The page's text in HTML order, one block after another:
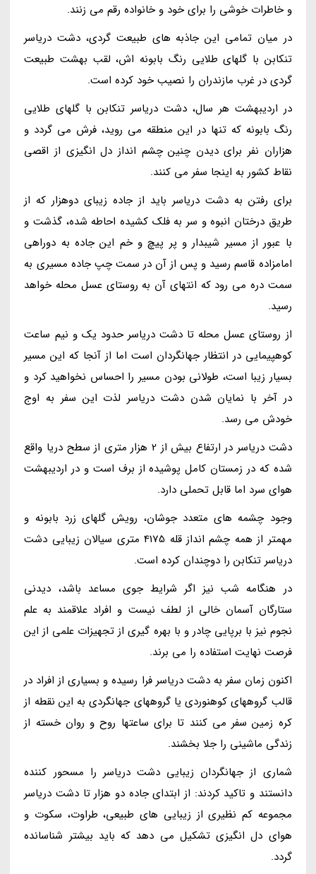
و خاطرات خوشی را برای خود و خانواده رقم می زنند.
در میان تمامی این جاذبه های طبیعت گردی، دشت دریاسر
تنکابن با گلهای طلایی رنگ بابونه اش، لقب بهشت طبیعت
گردی در غرب مازندران را نصیب خود کرده است.
در اردیبهشت هر سال، دشت دریاسر تنکابن با گلهای طلایی
رنگ بابونه که تنها در این منطقه می روید، فرش می گردد و
هزاران نفر برای دیدن چنین چشم انداز دل انگیزی از اقصی
نقاط کشور به اینجا سفر می کنند.
برای رفتن به دشت دریاسر باید از جاده زیبای دوهزار که از
طریق درختان انبوه و سر به فلک کشیده احاطه شده، گذشت و
با عبور از مسیر شیبدار و پر پیچ و خم این جاده به دوراهی
امامزاده قاسم رسید و پس از آن در سمت چپ جاده مسیری به
سمت دره می رود که انتهای آن به روستای عسل محله خواهد
رسید.
از روستای عسل محله تا دشت دریاسر حدود یک و نیم ساعت
کوهپیمایی در انتظار جهانگردان است اما از آنجا که این مسیر
بسیار زیبا است، طولانی بودن مسیر را احساس نخواهید کرد و
در آخر با نمایان شدن دشت دریاسر لذت این سفر به اوج
خودش می رسد.
دشت دریاسر در ارتفاع بیش از 2 هزار متری از سطح دریا واقع
شده که در زمستان کامل پوشیده از برف است و در اردیبهشت
هوای سرد اما قابل تحملی دارد.
وجود چشمه های متعدد جوشان، رویش گلهای زرد بابونه و
مهمتر از همه چشم انداز قله 4175 متری سیالان زیبایی دشت
دریاسر تنکابن را دوچندان کرده است.
در هنگامه شب نیز اگر شرایط جوی مساعد باشد، دیدنی
ستارگان آسمان خالی از لطف نیست و افراد علاقمند به علم
نجوم نیز با برپایی چادر و با بهره گیری از تجهیزات علمی از این
فرصت نهایت استفاده را می برند.
اکنون زمان سفر به دشت دریاسر فرا رسیده و بسیاری از افراد در
قالب گروههای کوهنوردی یا گروههای جهانگردی به این نقطه از
کره زمین سفر می کنند تا برای ساعتها روح و روان خسته از
زندگی ماشینی را جلا بخشند.
شماری از جهانگردان زیبایی دشت دریاسر را مسحور کننده
دانستند و تاکید کردند: از ابتدای جاده دو هزار تا دشت دریاسر
مجموعه کم نظیری از زیبایی های طبیعی، طراوت، سکوت و
هوای دل انگیزی تشکیل می دهد که باید بیشتر شناسانده
گردد.